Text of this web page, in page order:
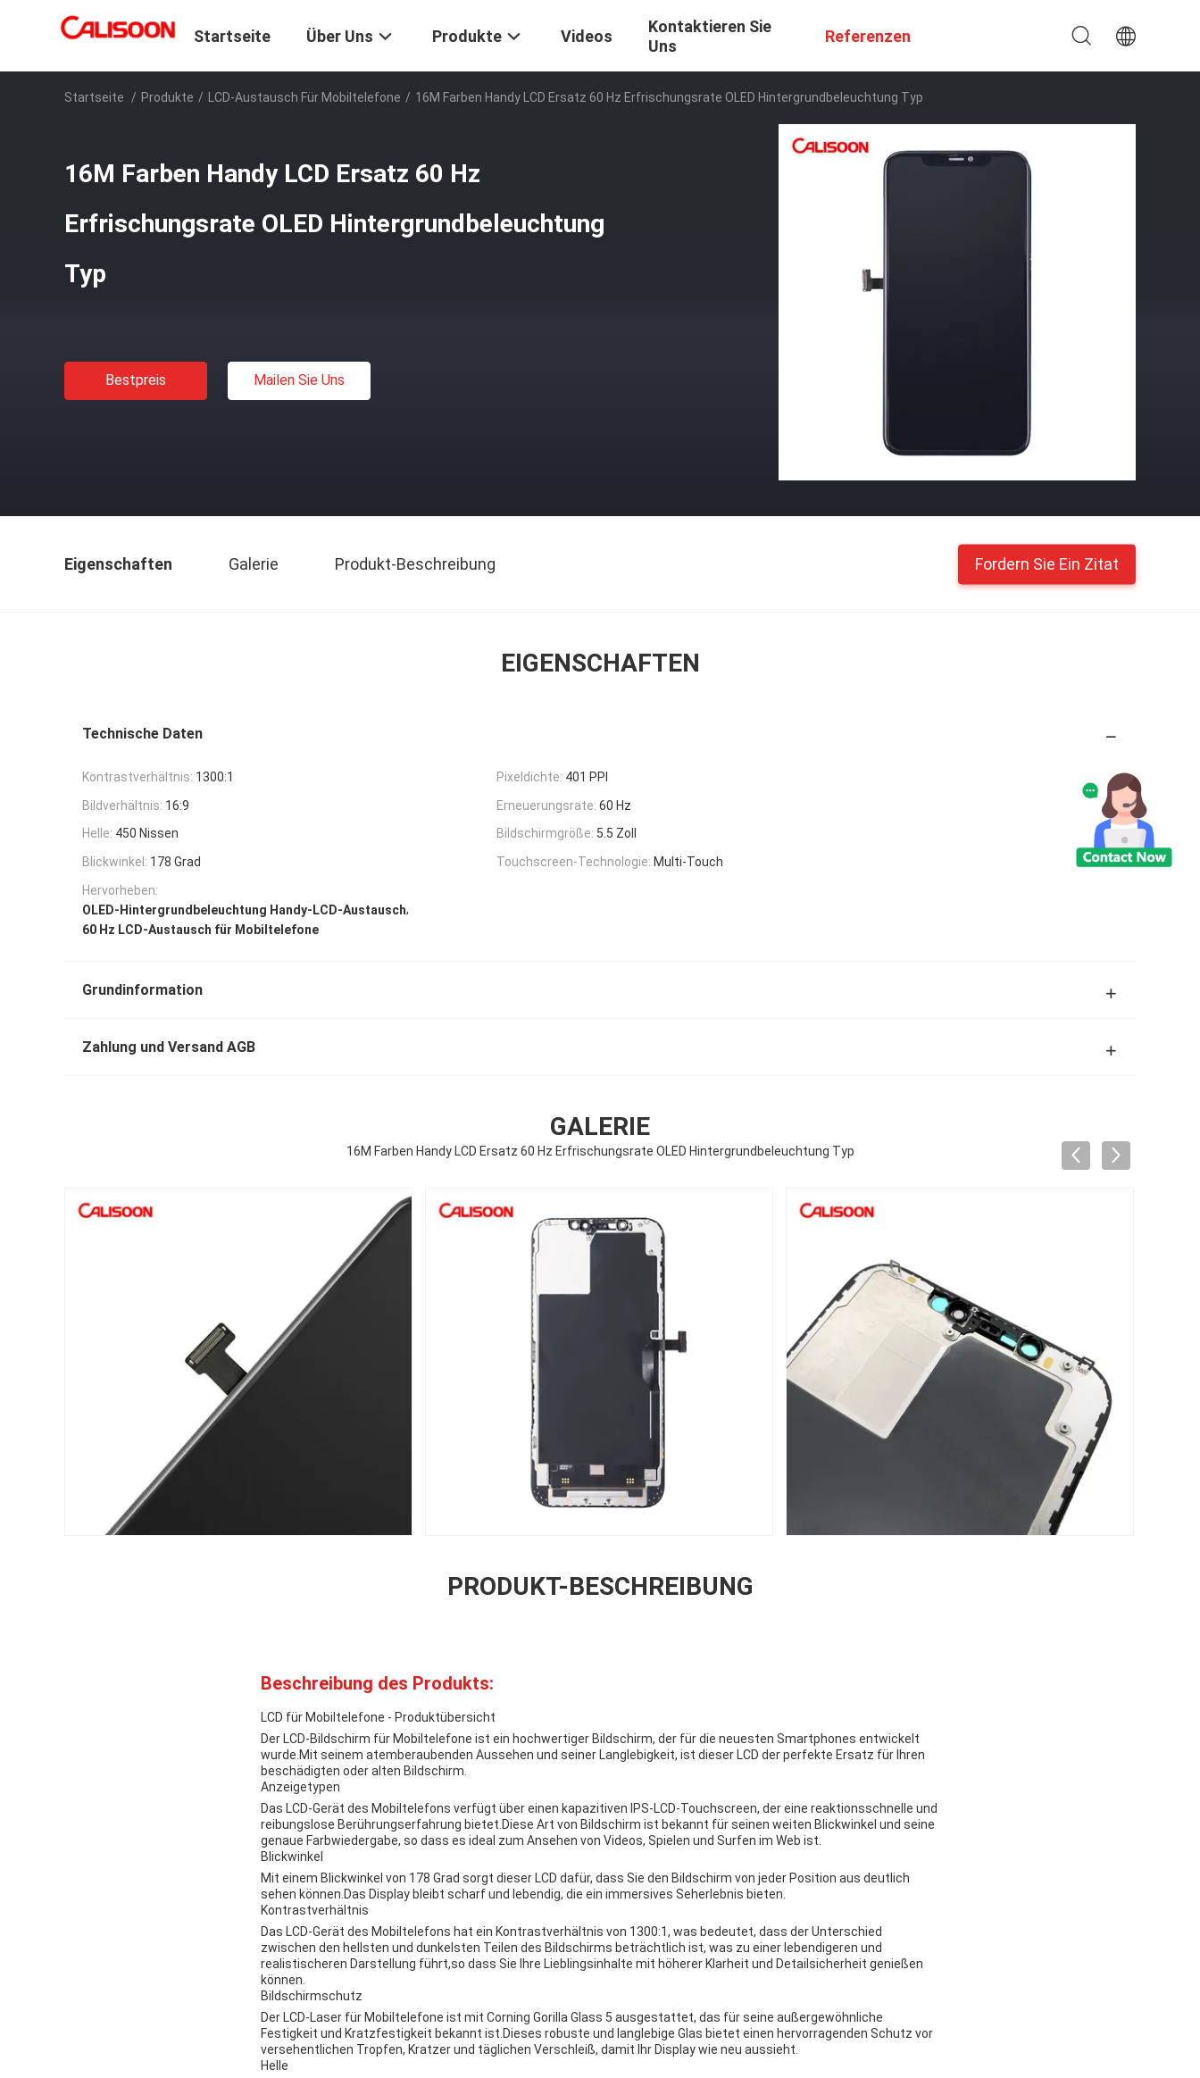
Startseite Über Uns Produkte Videos
Kontaktieren Sie
Uns
Referenzen
Startseite / Produkte / LCD-Austausch Für Mobiltelefone / 16M Farben Handy LCD Ersatz 60 Hz Erfrischungsrate OLED Hintergrundbeleuchtung Typ
16M Farben Handy LCD Ersatz 60 Hz
Erfrischungsrate OLED Hintergrundbeleuchtung
Typ
Bestpreis Mailen Sie Uns
Eigenschaften Galerie Produkt-Beschreibung Fordern Sie Ein Zitat
EIGENSCHAFTEN
Technische Daten
Kontrastverhältnis: 1300:1 Pixeldichte: 401 PPI
Bildverhältnis: 16:9 Erneuerungsrate: 60 Hz
Helle: 450 Nissen Bildschirmgröße: 5.5 Zoll
Blickwinkel: 178 Grad Touchscreen-Technologie: Multi-Touch
Hervorheben:
OLED-Hintergrundbeleuchtung Handy-LCD-Austausch,
60 Hz LCD-Austausch für Mobiltelefone
Grundinformation
Zahlung und Versand AGB
GALERIE
16M Farben Handy LCD Ersatz 60 Hz Erfrischungsrate OLED Hintergrundbeleuchtung Typ
PRODUKT-BESCHREIBUNG
Beschreibung des Produkts:
LCD für Mobiltelefone - Produktübersicht
Der LCD-Bildschirm für Mobiltelefone ist ein hochwertiger Bildschirm, der für die neuesten Smartphones entwickelt
wurde.Mit seinem atemberaubenden Aussehen und seiner Langlebigkeit, ist dieser LCD der perfekte Ersatz für Ihren
beschädigten oder alten Bildschirm.
Anzeigetypen
Das LCD-Gerät des Mobiltelefons verfügt über einen kapazitiven IPS-LCD-Touchscreen, der eine reaktionsschnelle und
reibungslose Berührungserfahrung bietet.Diese Art von Bildschirm ist bekannt für seinen weiten Blickwinkel und seine
genaue Farbwiedergabe, so dass es ideal zum Ansehen von Videos, Spielen und Surfen im Web ist.
Blickwinkel
Mit einem Blickwinkel von 178 Grad sorgt dieser LCD dafür, dass Sie den Bildschirm von jeder Position aus deutlich
sehen können.Das Display bleibt scharf und lebendig, die ein immersives Seherlebnis bieten.
Kontrastverhältnis
Das LCD-Gerät des Mobiltelefons hat ein Kontrastverhältnis von 1300:1, was bedeutet, dass der Unterschied
zwischen den hellsten und dunkelsten Teilen des Bildschirms beträchtlich ist, was zu einer lebendigeren und
realistischeren Darstellung führt,so dass Sie Ihre Lieblingsinhalte mit höherer Klarheit und Detailsicherheit genießen
können.
Bildschirmschutz
Der LCD-Laser für Mobiltelefone ist mit Corning Gorilla Glass 5 ausgestattet, das für seine außergewöhnliche
Festigkeit und Kratzfestigkeit bekannt ist.Dieses robuste und langlebige Glas bietet einen hervorragenden Schutz vor
versehentlichen Tropfen, Kratzer und täglichen Verschleiß, damit Ihr Display wie neu aussieht.
Helle